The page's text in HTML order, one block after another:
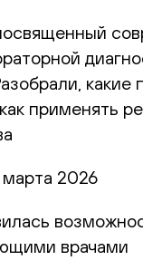
какие
применять
марта 2026
врачами